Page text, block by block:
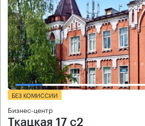
БЕЗ КОМИССИИ
Бизнес-центр
Ткацкая 17 с2